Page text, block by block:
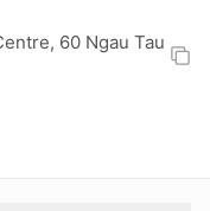
60 Ngau Tau